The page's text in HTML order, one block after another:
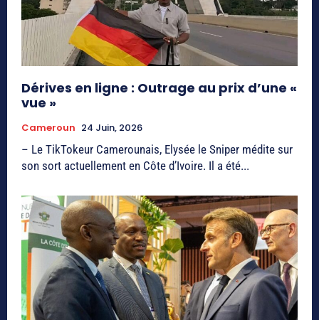
Dérives en ligne : Outrage au prix d’une «
vue »
Cameroun 24 Juin, 2026
– Le TikTokeur Camerounais, Elysée le Sniper médite sur
son sort actuellement en Côte d’Ivoire. Il a été...